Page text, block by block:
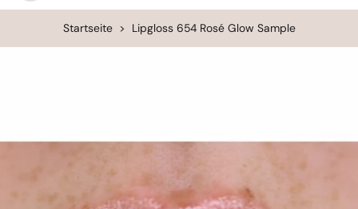
Startseite > Lipgloss 654 Rosé Glow Sample